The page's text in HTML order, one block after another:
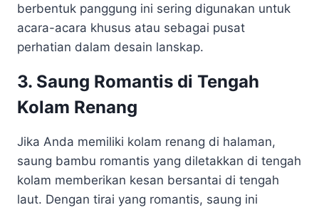
berbentuk panggung ini sering digunakan untuk
acara-acara khusus atau sebagai pusat
perhatian dalam desain lanskap.
3. Saung Romantis di Tengah
Kolam Renang
Jika Anda memiliki kolam renang di halaman,
saung bambu romantis yang diletakkan di tengah
kolam memberikan kesan bersantai di tengah
laut. Dengan tirai yang romantis, saung ini